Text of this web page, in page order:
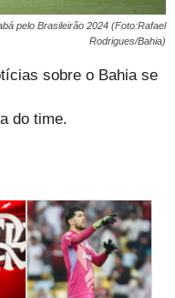
pelo Brasileirão 2024 (Foto:Rafael
Rodrigues/Bahia)
sobre o Bahia se
do time.